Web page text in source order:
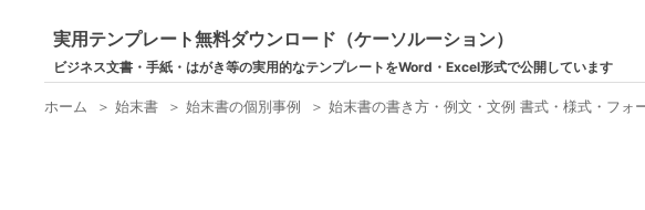
実用テンプレート無料ダウンロード（ケーソルーション）
ビジネス文書・手紙・はがき等の実用的なテンプレートをWord・Excel形式で公開しています
ホーム ＞始末書 ＞始末書の個別事例 ＞始末書の書き方・例文・文例 書式・様式・フォ